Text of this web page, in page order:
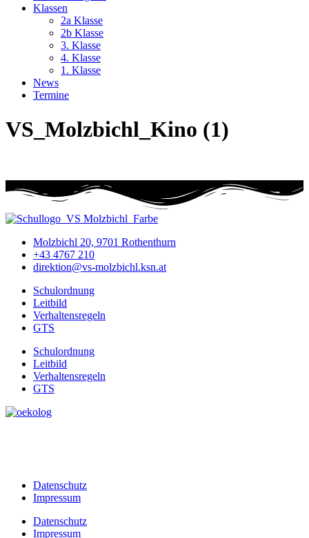
Klassen
2a Klasse
2b Klasse
3. Klasse
4. Klasse
1. Klasse
News
Termine
VS_Molzbichl_Kino (1)
Molzbichl 20, 9701 Rothenthurn
+43 4767 210
direktion@vs-molzbichl.ksn.at
Schulordnung
Leitbild
Verhaltensregeln
GTS
Schulordnung
Leitbild
Verhaltensregeln
GTS
Datenschutz
Impressum
Datenschutz
Impressum